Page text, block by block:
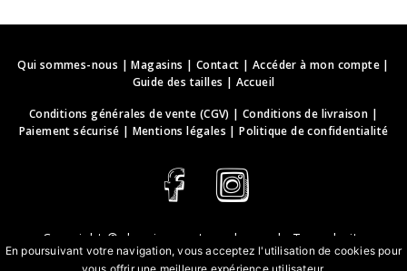
Qui sommes-nous |Magasins | Contact | Accéder à mon compte|
Guide des tailles | Accueil
Conditions générales de vente (CGV) |Conditions de livraison |
Paiement sécurisé | Mentions légales |Politique de confidentialité
Copyright © deguisements-cadeaux.ch
. Tous droits
réservés.
En poursuivant votre navigation, vous acceptez l'utilisation de cookies pour